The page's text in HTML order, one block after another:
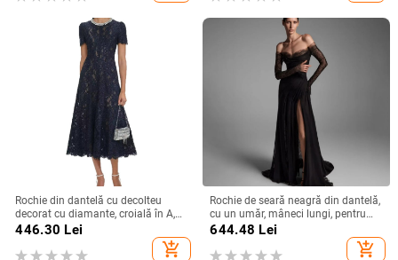
Rochie din dantelă cu decolteu
decorat cu diamante, croială în A,
lungă, talie înaltă, mâneci scurte,
446.30 Lei
add_shopping_cart
Rochie de seară neagră din dantelă,
cu un umăr, mâneci lungi, pentru
petreceri de zi, defilări pe podium și
644.48 Lei
add_shopping_cart